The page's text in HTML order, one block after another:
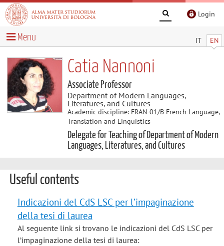
Login
IT EN
Menu
Catia Nannoni
Associate Professor
Department of Modern Languages,
Literatures, and Cultures
Academic discipline: FRAN-01/B French Language,
Translation and Linguistics
Delegate for Teaching of Department of Modern
Languages, Literatures, and Cultures
Useful contents
Indicazioni del CdS LSC per l’impaginazione
della tesi di laurea
Al seguente link si trovano le indicazioni del CdS LSC per
l’impaginazione della tesi di laurea: